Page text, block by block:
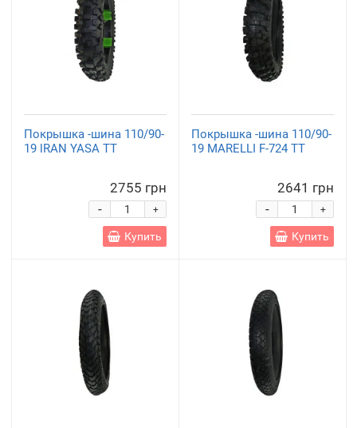
Покрышка -шина 110/90-
19 lRAN YASA TT
2755 грн
+
-
Купить
Покрышка -шина 110/90-
19 MARELLI F-724 TT
2641 грн
+
-
Купить